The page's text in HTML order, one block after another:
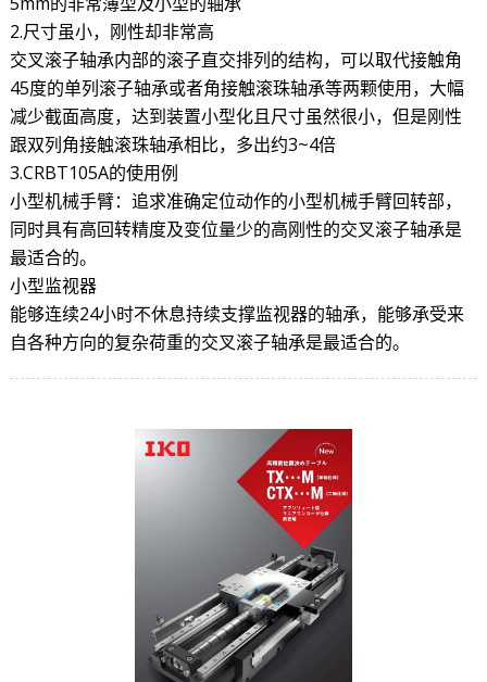
2.尺寸虽小，刚性却非常高
交叉滚子轴承内部的滚子直交排列的结构，可以取代接触角
45度的单列滚子轴承或者角接触滚珠轴承等两颗使用，大幅
减少截面高度，达到装置小型化且尺寸虽然很小，但是刚性
跟双列角接触滚珠轴承相比，多出约3~4倍
3.CRBT105A的使用例
小型机械手臂：追求准确定位动作的小型机械手臂回转部，
同时具有高回转精度及变位量少的高刚性的交叉滚子轴承是
最适合的。
小型监视器
能够连续24小时不休息持续支撑监视器的轴承，能够承受来
自各种方向的复杂荷重的交叉滚子轴承是最适合的。